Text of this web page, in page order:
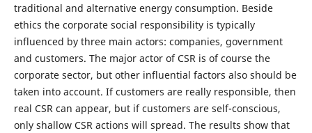
traditional and alternative energy consumption. Beside
ethics the corporate social responsibility is typically
influenced by three main actors: companies, government
and customers. The major actor of CSR is of course the
corporate sector, but other influential factors also should be
taken into account. If customers are really responsible, then
real CSR can appear, but if customers are self-conscious,
only shallow CSR actions will spread. The results show that